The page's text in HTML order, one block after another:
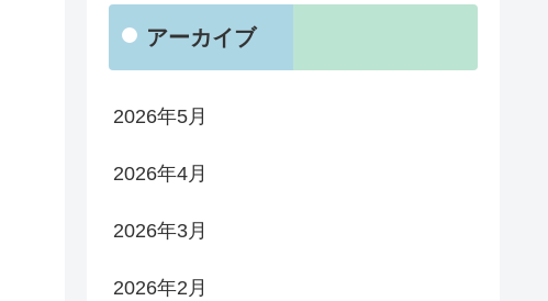
アーカイブ
2026年5月
2026年4月
2026年3月
2026年2月